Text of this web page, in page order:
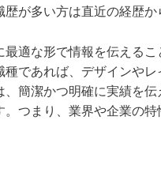
が多い方は直近の経歴か
適な形で情報を伝える
であれば、デザインや
簡潔かつ明確に実績を伝
つまり、業界や企業の